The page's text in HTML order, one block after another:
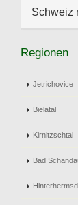
Schweiz
Regionen
Jetrichovice
Bielatal
Kirnitzschtal
Bad